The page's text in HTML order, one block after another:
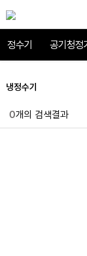
정수기 공기청정
냉정수기
0개의 검색결과